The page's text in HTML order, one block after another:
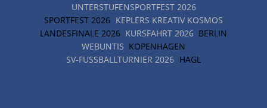
UNTERSTUFENSPORTFEST 2026
SPORTFEST 2026 KEPLERS KREATIV KOSMOS
LANDESFINALE 2026 KURSFAHRT 2026 BERLIN
WEBUNTIS KOPENHAGEN
SV-FUSSBALLTURNIER 2026
HAGL